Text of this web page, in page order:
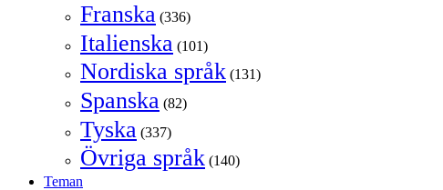
Franska (336)
Italienska (101)
Nordiska språk (131)
Spanska (82)
Tyska (337)
Övriga språk (140)
Teman